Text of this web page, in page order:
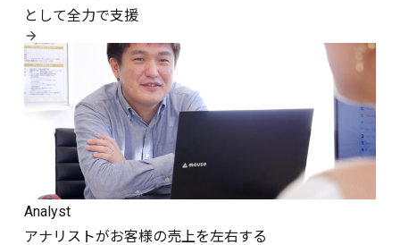
として全力で支援
Analyst
アナリストがお客様の売上を左右する